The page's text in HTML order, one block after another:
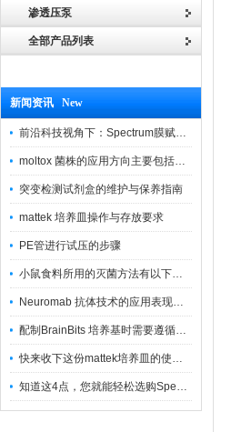
渗透压泵
全部产品列表
新闻资讯 New
前沿科技视角下：Spectrum膜赋能精密制造
moltox 菌株的应用方向主要包括以下几个方面
突变检测试剂盒的维护与保养指南
mattek 培养皿操作与存放要求
PE管进行试压的步骤
小鼠食料所用的灭菌方法有以下三种
Neuromab 抗体技术的应用表现在这几方面
配制BrainBits 培养基时需要遵循的原则
快来收下这份mattek培养皿的使用指南
知道这4点，您就能轻松选购Spectrum 膜